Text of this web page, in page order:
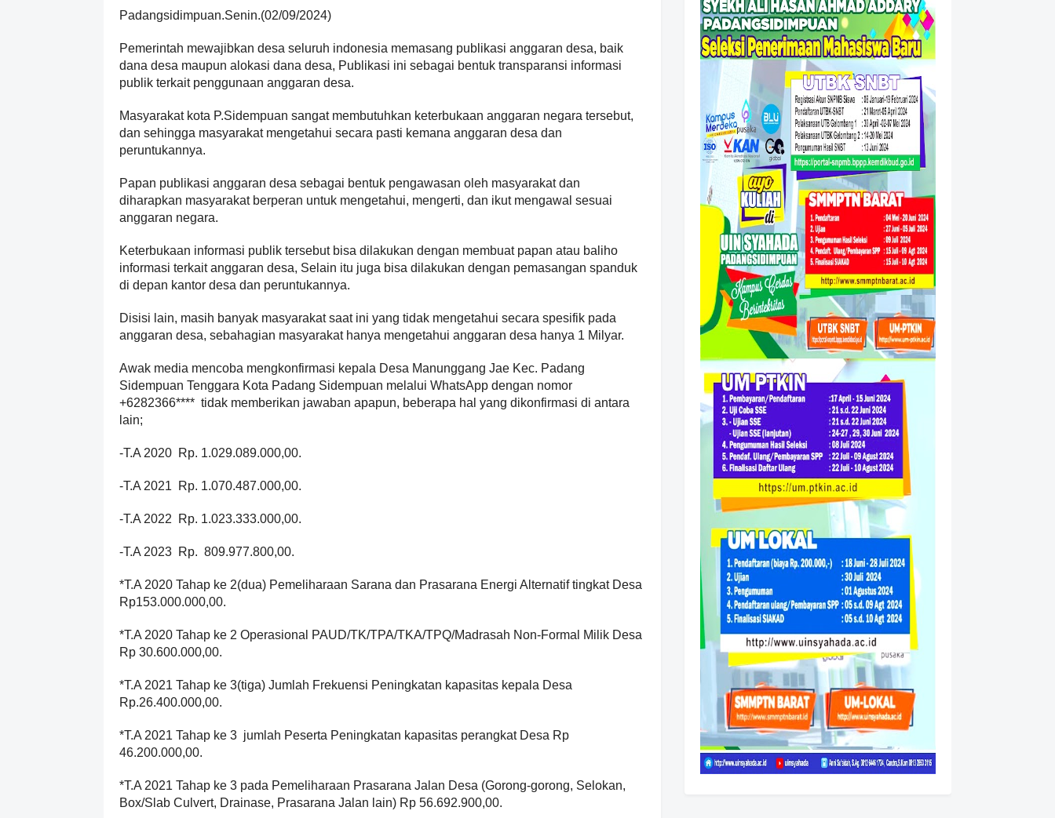
Padangsidimpuan.Senin.(02/09/2024)
Pemerintah mewajibkan desa seluruh indonesia memasang publikasi anggaran desa, baik
dana desa maupun alokasi dana desa, Publikasi ini sebagai bentuk transparansi informasi
publik terkait penggunaan anggaran desa.
Masyarakat kota P.Sidempuan sangat membutuhkan keterbukaan anggaran negara tersebut,
dan sehingga masyarakat mengetahui secara pasti kemana anggaran desa dan
peruntukannya.
Papan publikasi anggaran desa sebagai bentuk pengawasan oleh masyarakat dan
diharapkan masyarakat berperan untuk mengetahui, mengerti, dan ikut mengawal sesuai
anggaran negara.
Keterbukaan informasi publik tersebut bisa dilakukan dengan membuat papan atau baliho
informasi terkait anggaran desa, Selain itu juga bisa dilakukan dengan pemasangan spanduk
di depan kantor desa dan peruntukannya.
Disisi lain, masih banyak masyarakat saat ini yang tidak mengetahui secara spesifik pada
anggaran desa, sebahagian masyarakat hanya mengetahui anggaran desa hanya 1 Milyar.
Awak media mencoba mengkonfirmasi kepala Desa Manunggang Jae Kec. Padang
Sidempuan Tenggara Kota Padang Sidempuan melalui WhatsApp dengan nomor
+6282366**** tidak memberikan jawaban apapun, beberapa hal yang dikonfirmasi di antara
lain;
-T.A 2020 Rp. 1.029.089.000,00.
-T.A 2021 Rp. 1.070.487.000,00.
-T.A 2022 Rp. 1.023.333.000,00.
-T.A 2023 Rp. 809.977.800,00.
*T.A 2020 Tahap ke 2(dua) Pemeliharaan Sarana dan Prasarana Energi Alternatif tingkat Desa
Rp153.000.000,00.
*T.A 2020 Tahap ke 2 Operasional PAUD/TK/TPA/TKA/TPQ/Madrasah Non-Formal Milik Desa
Rp 30.600.000,00.
*T.A 2021 Tahap ke 3(tiga) Jumlah Frekuensi Peningkatan kapasitas kepala Desa
Rp.26.400.000,00.
*T.A 2021 Tahap ke 3 jumlah Peserta Peningkatan kapasitas perangkat Desa Rp
46.200.000,00.
*T.A 2021 Tahap ke 3 pada Pemeliharaan Prasarana Jalan Desa (Gorong-gorong, Selokan,
Box/Slab Culvert, Drainase, Prasarana Jalan lain) Rp 56.692.900,00.